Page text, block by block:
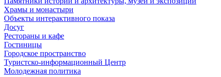
Храмы и монастыри
Объекты интерактивного показа
Досуг
Рестораны и кафе
Гостиницы
Городское пространство
Туристско-информационный Центр
Молодежная политика